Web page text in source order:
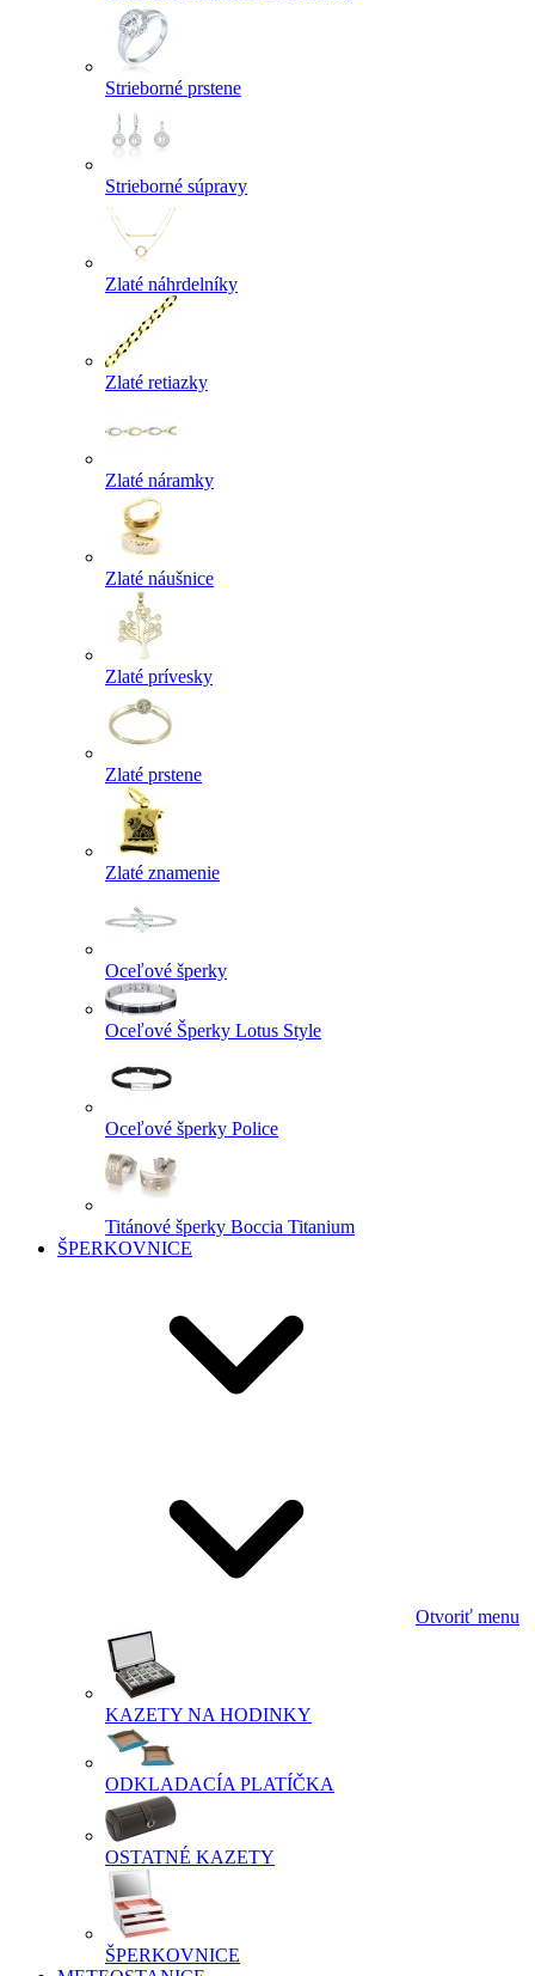
Strieborné prstene
Strieborné súpravy
Zlaté náhrdelníky
Zlaté retiazky
Zlaté náramky
Zlaté náušnice
Zlaté prívesky
Zlaté prstene
Zlaté znamenie
Oceľové šperky
Oceľové Šperky Lotus Style
Oceľové šperky Police
Titánové šperky Boccia Titanium
ŠPERKOVNICE
Otvoriť menu
KAZETY NA HODINKY
ODKLADACÍA PLATÍČKA
OSTATNÉ KAZETY
ŠPERKOVNICE